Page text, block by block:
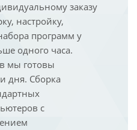
заказу
настройку,
программ у
одного часа.
мы готовы
дня. Сборка
с